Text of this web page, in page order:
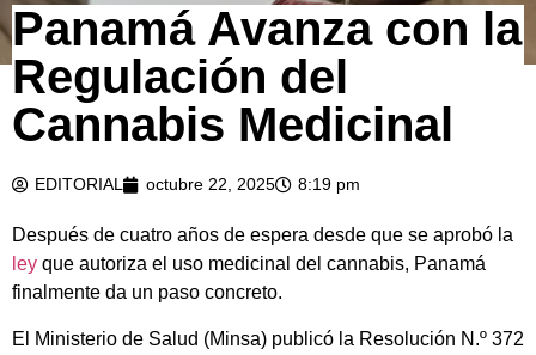
Panamá Avanza con la
Regulación del
Cannabis Medicinal
EDITORIAL octubre 22, 2025 8:19 pm
Después de cuatro años de espera desde que se aprobó la
ley que autoriza el uso medicinal del cannabis, Panamá
finalmente da un paso concreto.
El Ministerio de Salud (Minsa) publicó la Resolución N.º 372